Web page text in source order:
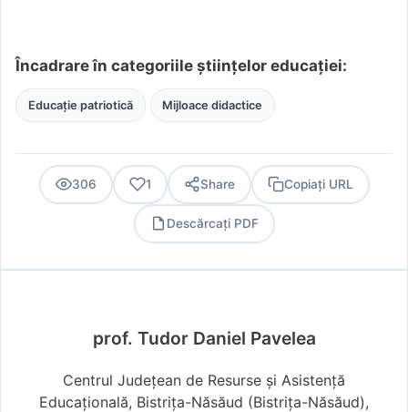
Încadrare în categoriile științelor educației:
Educație patriotică Mijloace didactice
306 1 Share Copiați URL
Descărcați PDF
prof. Tudor Daniel Pavelea
Centrul Județean de Resurse și Asistență
Educațională, Bistrița-Năsăud (Bistriţa-Năsăud),